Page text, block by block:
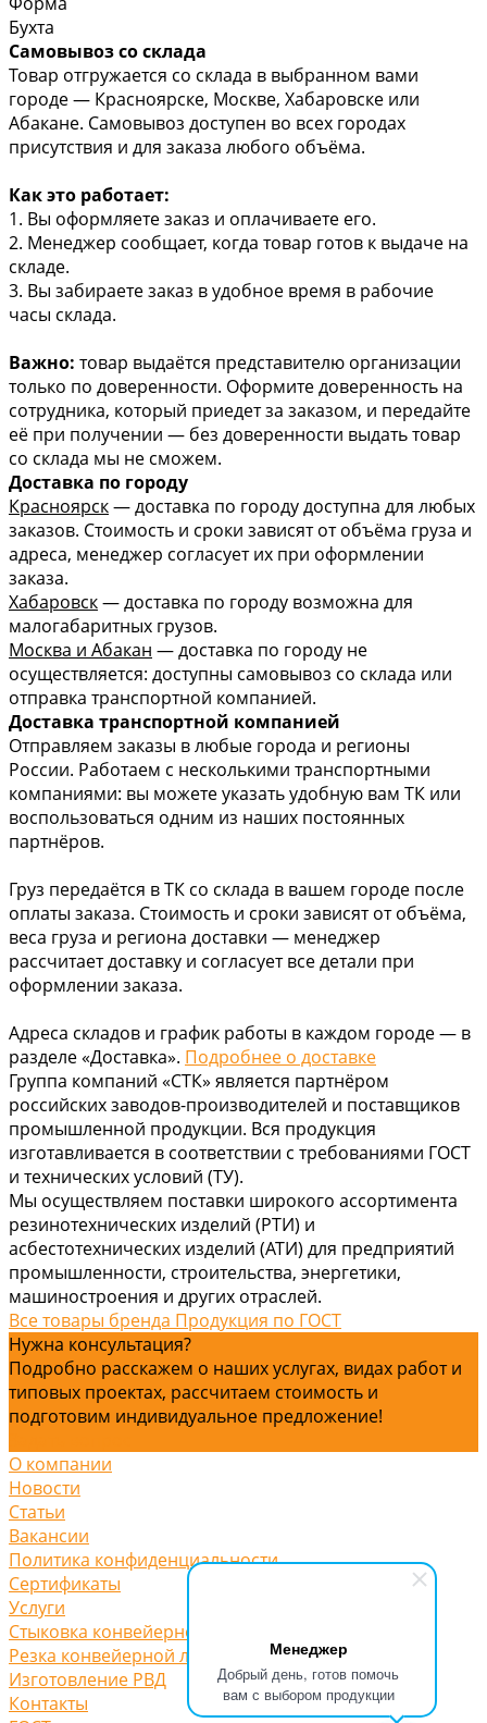
Менеджер
Добрый день, готов помочь
вам с выбором продукции
Бухта
Самовывоз со склада
Товар отгружается со склада в выбранном вами
городе — Красноярске, Москве, Хабаровске или
Абакане. Самовывоз доступен во всех городах
присутствия и для заказа любого объёма.
Как это работает:
1. Вы оформляете заказ и оплачиваете его.
2. Менеджер сообщает, когда товар готов к выдаче на
складе.
3. Вы забираете заказ в удобное время в рабочие
часы склада.
Важно: товар выдаётся представителю организации
только по доверенности. Оформите доверенность на
сотрудника, который приедет за заказом, и передайте
её при получении — без доверенности выдать товар
со склада мы не сможем.
Доставка по городу
Красноярск— доставка по городу доступна для любых
заказов. Стоимость и сроки зависят от объёма груза и
адреса, менеджер согласует их при оформлении
заказа.
Хабаровск— доставка по городу возможна для
малогабаритных грузов.
Москва и Абакан — доставка по городу не
осуществляется: доступны самовывоз со склада или
отправка транспортной компанией.
Доставка транспортной компанией
Отправляем заказы в любые города и регионы
России. Работаем с несколькими транспортными
компаниями: вы можете указать удобную вам ТК или
воспользоваться одним из наших постоянных
партнёров.
Груз передаётся в ТК со склада в вашем городе после
оплаты заказа. Стоимость и сроки зависят от объёма,
веса груза и региона доставки — менеджер
рассчитает доставку и согласует все детали при
оформлении заказа.
Адреса складов и график работы в каждом городе — в
разделе «Доставка». Подробнее о доставке
Группа компаний «СТК» является партнёром
российских заводов-производителей и поставщиков
промышленной продукции. Вся продукция
изготавливается в соответствии с требованиями ГОСТ
и технических условий (ТУ).
Мы осуществляем поставки широкого ассортимента
резинотехнических изделий (РТИ) и
асбестотехнических изделий (АТИ) для предприятий
промышленности, строительства, энергетики,
машиностроения и других отраслей.
Все товары бренда Продукция по ГОСТ
Нужна консультация?
Подробно расскажем о наших услугах, видах работ и
типовых проектах, рассчитаем стоимость и
подготовим индивидуальное предложение!
О компании
Новости
Статьи
Вакансии
Политика конфиденциальности
Сертификаты
Услуги
Стыковка конвейерной ленты
Резка конвейерной ленты
Изготовление РВД
Контакты